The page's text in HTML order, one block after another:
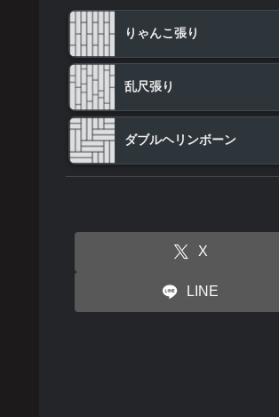
りゃんこ張り
乱尺張り
ダブルヘリンボーン
X
LINE